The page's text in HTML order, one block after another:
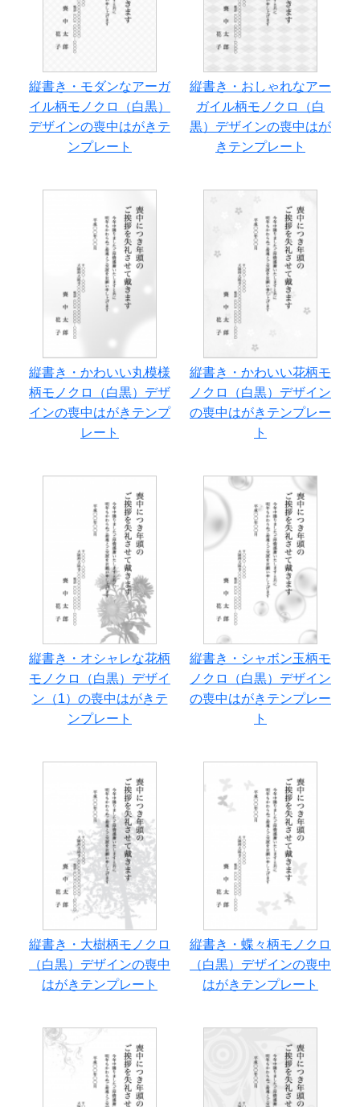
縦書き・モダンなアーガ
イル柄モノクロ（白黒）
デザインの喪中はがきテ
ンプレート
縦書き・おしゃれなアー
ガイル柄モノクロ（白
黒）デザインの喪中はが
きテンプレート
縦書き・かわいい丸模様
柄モノクロ（白黒）デザ
インの喪中はがきテンプ
レート
縦書き・かわいい花柄モ
ノクロ（白黒）デザイン
の喪中はがきテンプレー
ト
縦書き・オシャレな花柄
モノクロ（白黒）デザイ
ン（1）の喪中はがきテ
ンプレート
縦書き・シャボン玉柄モ
ノクロ（白黒）デザイン
の喪中はがきテンプレー
ト
縦書き・大樹柄モノクロ
（白黒）デザインの喪中
はがきテンプレート
縦書き・蝶々柄モノクロ
（白黒）デザインの喪中
はがきテンプレート